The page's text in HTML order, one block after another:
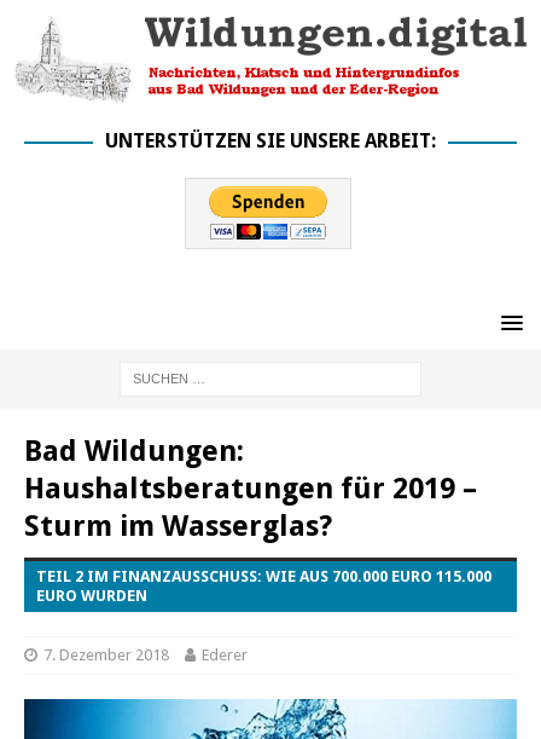
UNTERSTÜTZEN SIE UNSERE ARBEIT:
Bad Wildungen:
Haushaltsberatungen für 2019 –
Sturm im Wasserglas?
TEIL 2 IM FINANZAUSSCHUSS: WIE AUS 700.000 EURO 115.000
EURO WURDEN
7. Dezember 2018 Ederer